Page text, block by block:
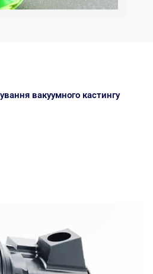
вакуумного кастингу